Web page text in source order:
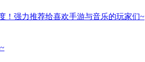
！强力推荐给喜欢手游与音乐的玩家们~